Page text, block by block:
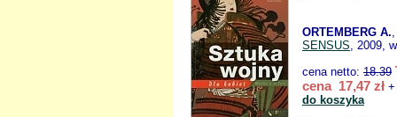
ORTEMBERG A.
SENSUS, 2009,
cena netto: 18.39
cena 17,47 zł
do koszyka